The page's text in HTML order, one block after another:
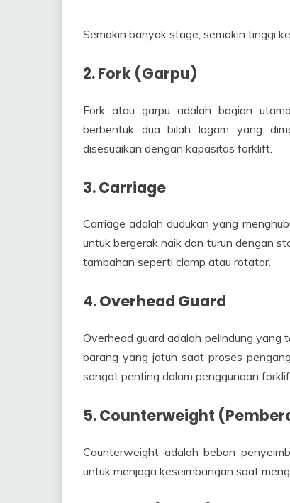
Semakin banyak stage, semakin tinggi
2. Fork (Garpu)
Fork atau garpu adalah bagian
berbentuk dua bilah logam yang
disesuaikan dengan kapasitas forklift.
3. Carriage
Carriage adalah dudukan yang
untuk bergerak naik dan turun dengan
tambahan seperti clamp atau rotator.
4. Overhead Guard
Overhead guard adalah pelindung yang
barang yang jatuh saat proses
sangat penting dalam penggunaan
5. Counterweight
Counterweight adalah beban
untuk menjaga keseimbangan saat